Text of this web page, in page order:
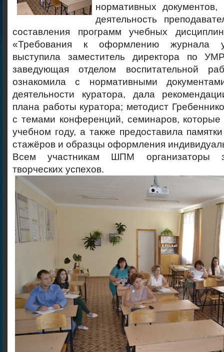
нормативных документов,
деятельность
составления программ учебных
«Требования к оформлению журнала
выступила заместитель директора по
заведующая отделом воспитательной
ознакомила с нормативными
деятельности куратора, дала
плана работы куратора; методист
с темами конференций, семинаров, которые
учебном году, а также предоставила
стажёров и образцы оформления
Всем участникам ШПМ организаторы
творческих успехов.